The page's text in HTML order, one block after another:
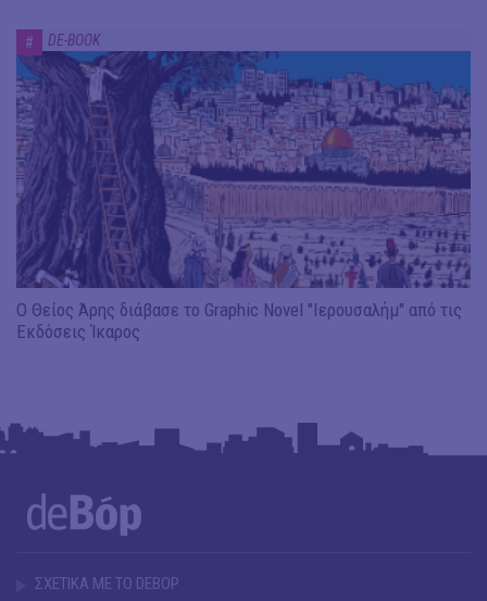
# DE-BOOK
Ο Θείος Άρης διάβασε το Graphic Novel "Ιερουσαλήμ" από τις
Εκδόσεις Ίκαρος
ΣΧΕΤΙΚΑ ΜΕ ΤΟ DEBOP